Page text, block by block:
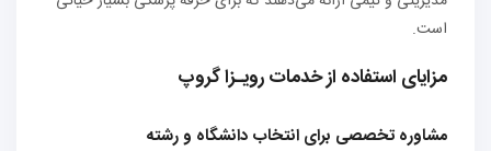
است.
مزایای استفاده از خدمات رویـزا گروپ
مشاوره تخصصی برای انتخاب دانشگاه و رشته